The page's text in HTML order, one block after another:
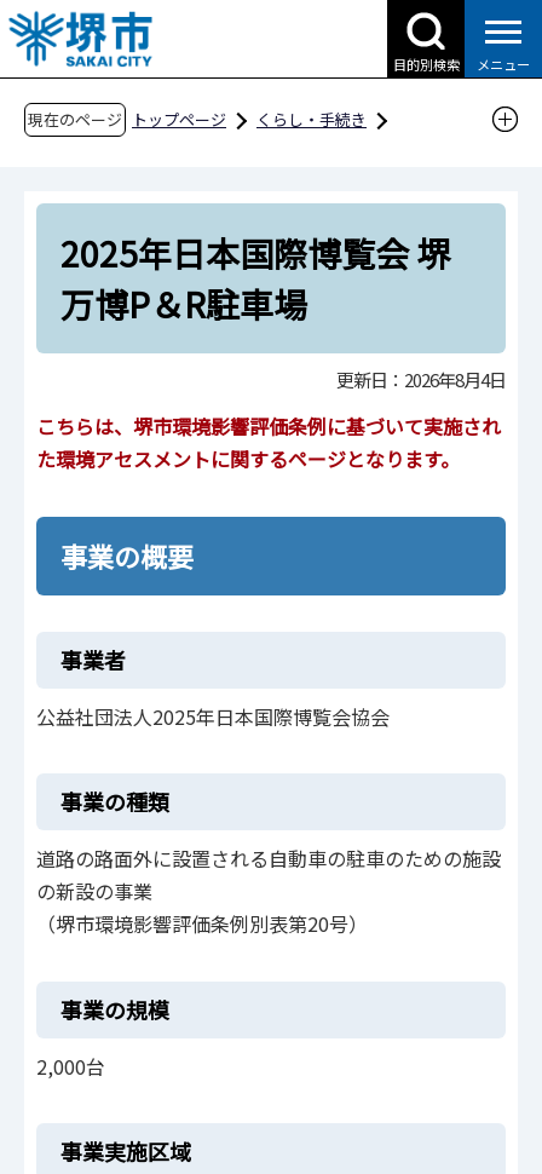
こ
の
ペ
目的別検索 メニュー
現在のページ トップページ
くらし・手続き
環境保全・生物多様性
環境アセスメント
手続実施案件一覧
2025年日本国際博覧会 堺万博P＆R駐車場
2025年日本国際博覧会 堺
万博P＆R駐車場
更新日：2026年8月4日
こちらは、堺市環境影響評価条例に基づいて実施され
た環境アセスメントに関するページとなります。
事業の概要
事業者
公益社団法人2025年日本国際博覧会協会
事業の種類
道路の路面外に設置される自動車の駐車のための施設
の新設の事業
（堺市環境影響評価条例別表第20号）
事業の規模
2,000台
事業実施区域